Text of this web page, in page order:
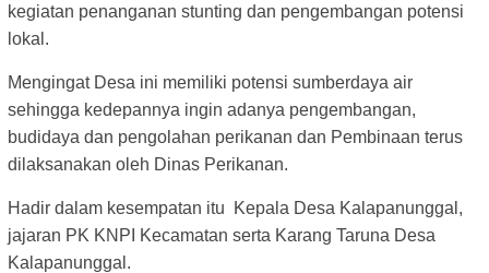
kegiatan penanganan stunting dan pengembangan potensi
lokal.
Mengingat Desa ini memiliki potensi sumberdaya air
sehingga kedepannya ingin adanya pengembangan,
budidaya dan pengolahan perikanan dan Pembinaan terus
dilaksanakan oleh Dinas Perikanan.
Hadir dalam kesempatan itu Kepala Desa Kalapanunggal,
jajaran PK KNPI Kecamatan serta Karang Taruna Desa
Kalapanunggal.